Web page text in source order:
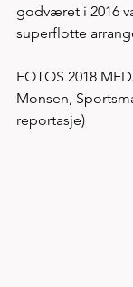
godværet i 2016
superflotte
FOTOS 2018
Monsen,
reportasje)